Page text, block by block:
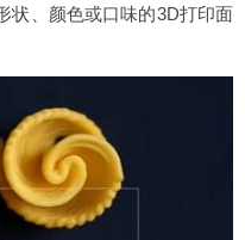
状、颜色或口味的3D打印面